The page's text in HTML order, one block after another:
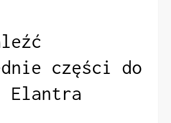
części do
Elantra